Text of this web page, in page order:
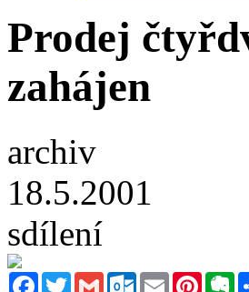
Prodej
zahájen
archiv
18.5.2001
sdílení
FacebookTwitterGmail Outlook.com
Email Pinterest